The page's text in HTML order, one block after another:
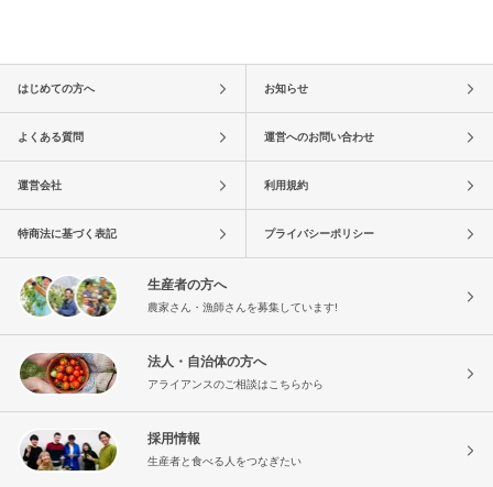
はじめての方へ お知らせ
よくある質問 運営へのお問い合わせ
運営会社 利用規約
特商法に基づく表記 プライバシーポリシー
生産者の方へ
農家さん・漁師さんを募集しています!
法人・自治体の方へ
アライアンスのご相談はこちらから
採用情報
生産者と食べる人をつなぎたい